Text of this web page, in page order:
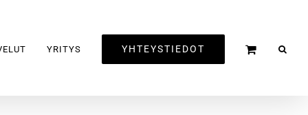
YRITYS YHTEYSTIEDOT